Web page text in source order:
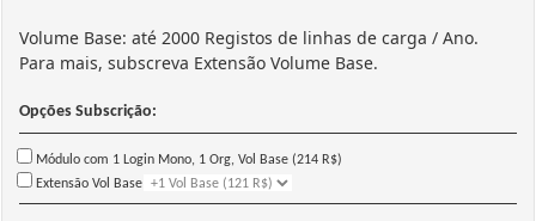
Volume Base: até 2000 Registos de linhas de carga / Ano.
Para mais, subscreva Extensão Volume Base.
Opções Subscrição:
Módulo com 1 Login Mono, 1 Org, Vol Base (214 R$)
Extensão Vol Base